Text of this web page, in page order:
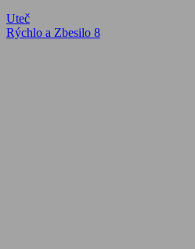
Navigácia
v
Previous
Post:
Uteč
Next
Rýchlo a Zbesilo 8